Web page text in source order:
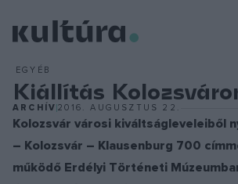
EGYÉB
Kiállítás
ARCHÍV2016. AUGUSZTUS 22.
Kolozsvár városi kiváltságleveleiből
– Kolozsvár – Klausenburg 700
működő Erdélyi Történeti